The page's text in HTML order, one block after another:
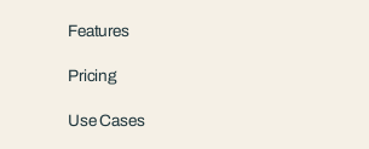
Features
Pricing
Use Cases